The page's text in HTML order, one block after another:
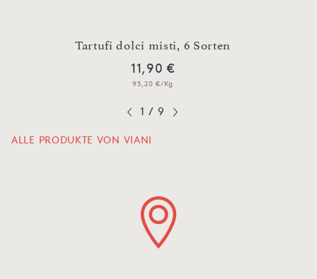
Tartufi dolci misti, 6 Sorten
11,90 €
95,20 €/Kg
1 / 9
ALLE PRODUKTE VON VIANI